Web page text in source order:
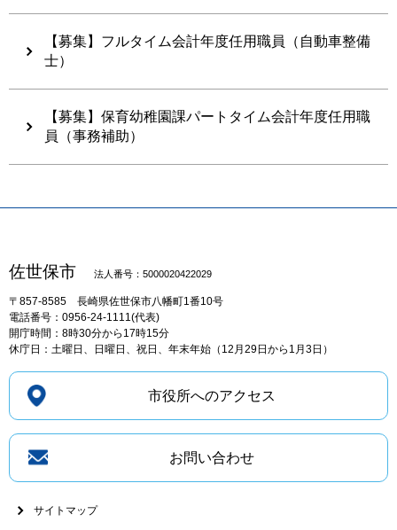
【募集】フルタイム会計年度任用職員（自動車整備
士）
【募集】保育幼稚園課パートタイム会計年度任用職
員（事務補助）
佐世保市 法人番号：5000020422029
〒857-8585 長崎県佐世保市八幡町1番10号
電話番号：0956-24-1111(代表)
開庁時間：8時30分から17時15分
休庁日：土曜日、日曜日、祝日、年末年始（12月29日から1月3日）
市役所へのアクセス
お問い合わせ
サイトマップ